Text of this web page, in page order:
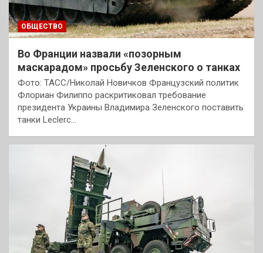
ОБЩЕСТВО
Во Франции назвали «позорным
маскарадом» просьбу Зеленского о танках
Фото: ТАСС/Николай Новичков Французский политик
Флориан Филиппо раскритиковал требование
президента Украины Владимира Зеленского поставить
танки Leclerc…